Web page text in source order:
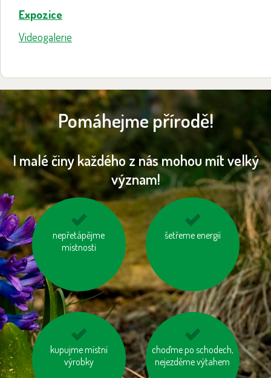
Expozice
Videogalerie
Pomáhejme přírodě!
I malé činy každého z nás mohou mít velký
význam!
nepřetápějme
místnosti
nebojme se
toaletního papíru z
šetřeme energií
používejme úsporné
kupujme místní
výrobky
jezděme na kole
choďme po schodech,
nejezděme výtahem
nesviťme zbytečně